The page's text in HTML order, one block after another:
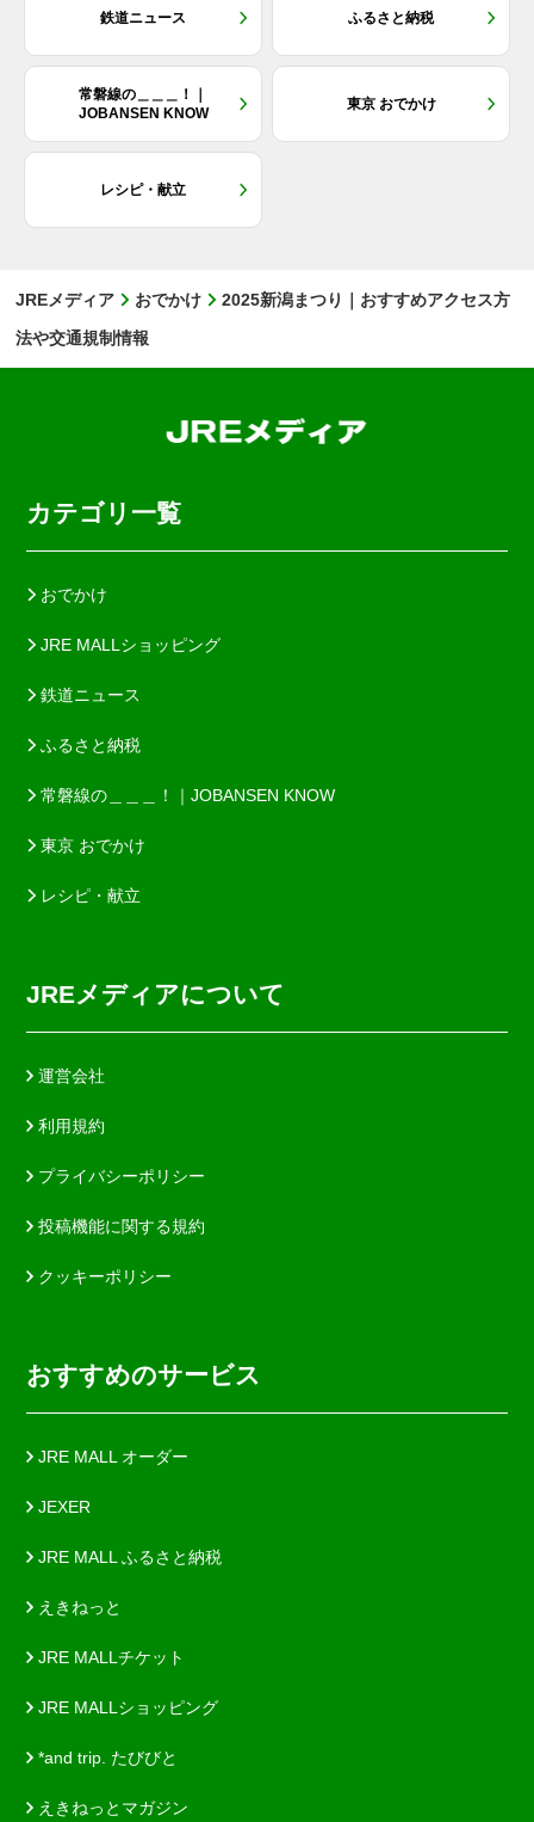
鉄道ニュース ふるさと納税
常磐線の＿＿＿！｜
JOBANSEN KNOW
東京 おでかけ
レシピ・献立
JREメディア おでかけ
2025新潟まつり｜おすすめアクセス方
法や交通規制情報
カテゴリ一覧
おでかけ
JRE MALLショッピング
鉄道ニュース
ふるさと納税
常磐線の＿＿＿！｜JOBANSEN KNOW
東京 おでかけ
レシピ・献立
JREメディアについて
運営会社
利用規約
プライバシーポリシー
投稿機能に関する規約
クッキーポリシー
おすすめのサービス
JRE MALL オーダー
JEXER
JRE MALL ふるさと納税
えきねっと
JRE MALLチケット
JRE MALLショッピング
*and trip. たびびと
えきねっとマガジン